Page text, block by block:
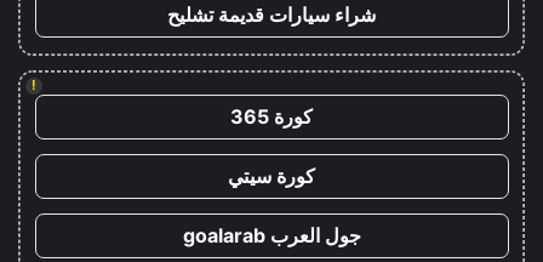
شراء سيارات قديمة تشليح
!
كورة 365
كورة سيتي
جول العرب goalarab